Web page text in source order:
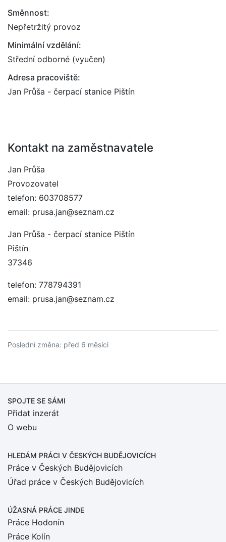
Směnnost:
Nepřetržitý provoz
Minimální vzdělání:
Střední odborné (vyučen)
Adresa pracoviště:
Jan Průša - čerpací stanice Pištín
Kontakt na zaměstnavatele
Jan Průša
Provozovatel
telefon: 603708577
email: prusa.jan@seznam.cz
Jan Průša - čerpací stanice Pištín
Pištín
37346
telefon: 778794391
email: prusa.jan@seznam.cz
Poslední změna: před 6 měsíci
SPOJTE SE SÁMI
Přidat inzerát
O webu
HLEDÁM PRÁCI V ČESKÝCH BUDĚJOVICÍCH
Práce v Českých Budějovicích
Úřad práce v Českých Budějovicích
ÚŽASNÁ PRÁCE JINDE
Práce Hodonín
Práce Kolín